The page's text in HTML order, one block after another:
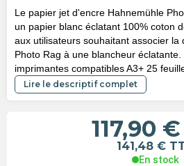
Le papier jet d'encre Hahnemühle
un papier blanc éclatant 100% coton
aux utilisateurs souhaitant associer la
Photo Rag à une blancheur
imprimantes compatibles A3+ 25
Lire le descriptif complet
117,90 €
141,48 €
En stock